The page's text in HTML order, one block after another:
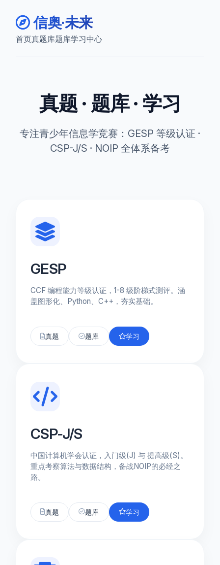
信奥·未来
首页真题库题库学习中心
真题 · 题库 · 学习
专注青少年信息学竞赛：GESP 等级认证 ·
CSP-J/S · NOIP 全体系备考
GESP
CCF 编程能力等级认证，1-8 级阶梯式测评。涵
盖图形化、Python、C++，夯实基础。
真题 题库 学习
CSP-J/S
中国计算机学会认证，入门级(J) 与 提高级(S)。
重点考察算法与数据结构，备战NOIP的必经之
路。
真题 题库 学习